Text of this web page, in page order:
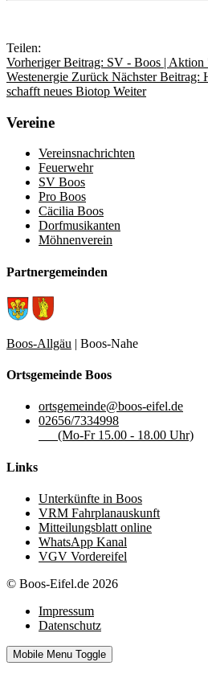
Teilen:
Vorheriger Beitrag: SV - Boos |
Westenergie Zurück Nächster Beitrag:
schafft neues Biotop Weiter
Vereine
Vereinsnachrichten
Feuerwehr
SV Boos
Pro Boos
Cäcilia Boos
Dorfmusikanten
Möhnenverein
Partnergemeinden
Boos-Allgäu | Boos-Nahe
Ortsgemeinde Boos
ortsgemeinde@boos-eifel.de
02656/7334998
(Mo-Fr 15.00 - 18.00 Uhr)
Links
Unterkünfte in Boos
VRM Fahrplanauskunft
Mitteilungsblatt online
WhatsApp Kanal
VGV Vordereifel
© Boos-Eifel.de 2026
Impressum
Datenschutz
Mobile Menu Toggle